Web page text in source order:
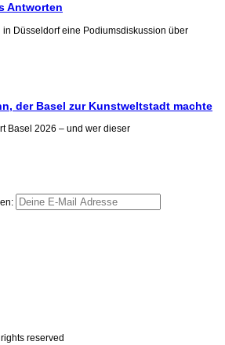
Antworten
Düsseldorf eine Podiumsdiskussion über
der Basel zur Kunstweltstadt machte
Basel 2026 – und wer dieser
reserved